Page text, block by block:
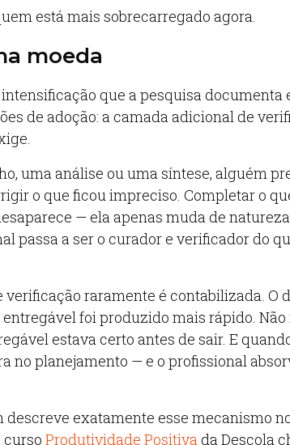
está mais sobrecarregado agora.
moeda
que a pesquisa documenta
de adoção: a camada adicional de
uma análise ou uma síntese, alguém
o que ficou impreciso. Completar o
— ela apenas muda de
passa a ser o curador e verificador do
verificação raramente é contabilizada. O
foi produzido mais rápido. Não
estava certo antes de sair. E
no planejamento — e o profissional
descreve exatamente esse mecanismo
Produtividade Positivada Descola